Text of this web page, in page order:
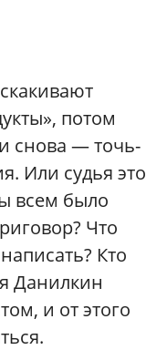
потом
снова — точь-
Или судья это
всем было
Что
Кто
Данилкин
и от этого